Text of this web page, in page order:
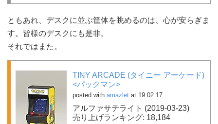
ともあれ、デスクに並ぶ筐体を眺めるのは、心が安らぎま
す。皆様のデスクにも是非。
それではまた。
TINY ARCADE (タイニー アーケード)
<パックマン>
posted with amazlet at 19.02.17
アルファサテライト (2019-03-23)
売り上げランキング: 18,184